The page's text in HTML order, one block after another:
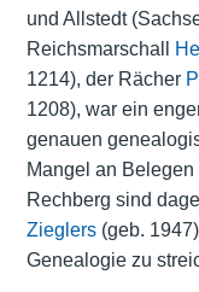
und Allstedt
Reichsmarschall
1214), der Rächer
1208), war ein
genauen
Mangel an
Rechberg sind
Zieglers(geb.
Genealogie zu